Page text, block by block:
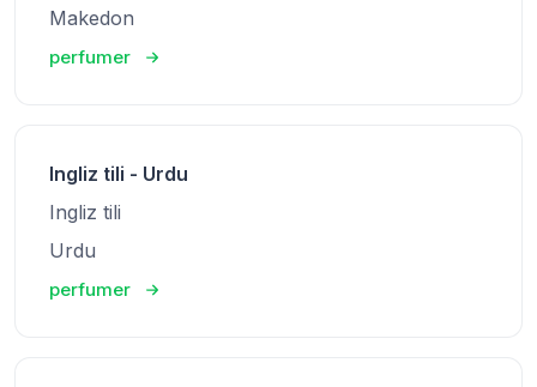
Makedon
perfumer
Ingliz tili - Urdu
Ingliz tili
Urdu
perfumer